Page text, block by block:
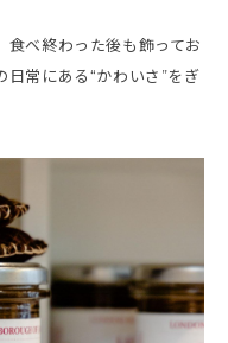
食べ終わった後も飾ってお
常にある“かわいさ”をぎ